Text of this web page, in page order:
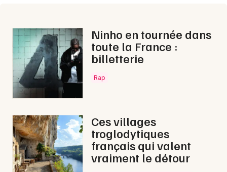
Aujourd'hui en Provence-Alpes-Côte-d'Azur
Artistes en tournée
Actus à Marseille
Ninho en tournée dans
toute la France :
billetterie
Rap
Ces villages
troglodytiques
français qui valent
vraiment le détour